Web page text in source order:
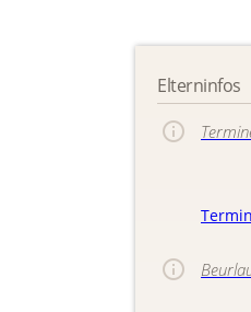
Elterninfos